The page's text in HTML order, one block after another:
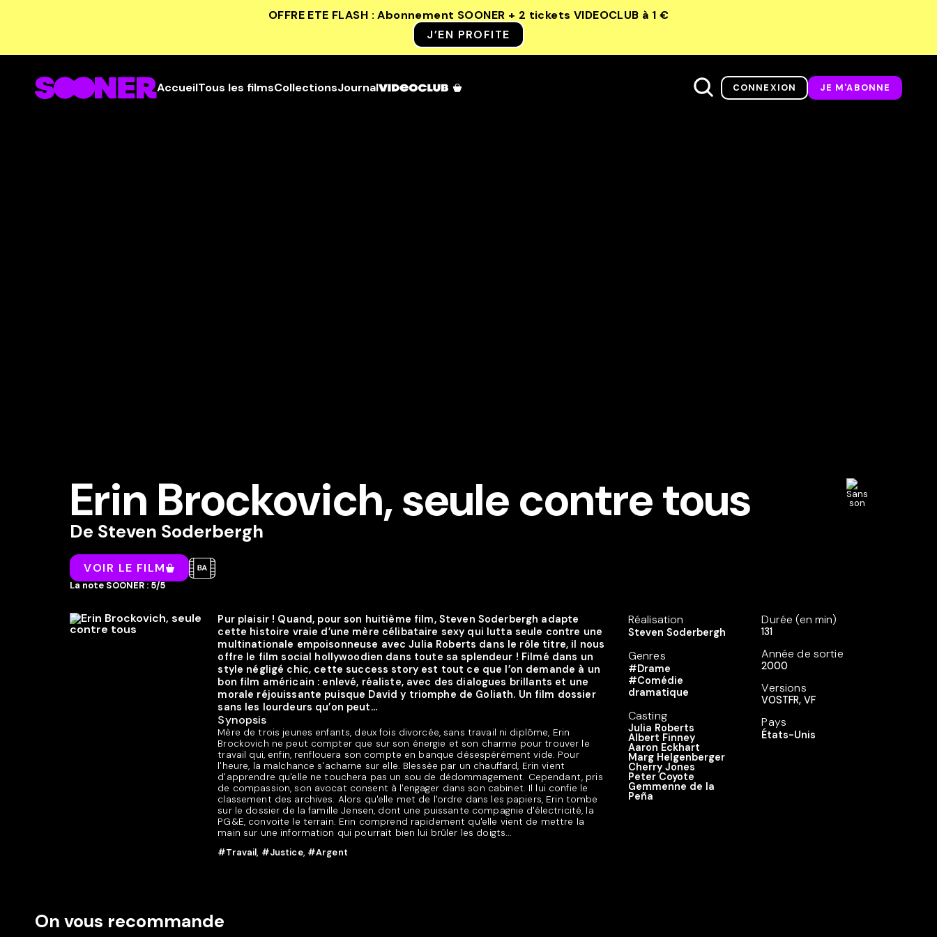
OFFRE ETE FLASH : Abonnement SOONER + 2 tickets VIDEOCLUB à 1 €
J’EN PROFITE
AccueilTous les filmsCollectionsJournal CONNEXION JE M'ABONNE
Erin Brockovich, seule contre tous
De Steven Soderbergh
VOIR LE FILM
La note SOONER : 5/5
Pur plaisir ! Quand, pour son huitième film, Steven Soderbergh adapte
cette histoire vraie d’une mère célibataire sexy qui lutta seule contre une
multinationale empoisonneuse avec Julia Roberts dans le rôle titre, il nous
offre le film social hollywoodien dans toute sa splendeur ! Filmé dans un
style négligé chic, cette success story est tout ce que l’on demande à un
bon film américain : enlevé, réaliste, avec des dialogues brillants et une
morale réjouissante puisque David y triomphe de Goliath. Un film dossier
sans les lourdeurs qu’on peut...
Synopsis
Mère de trois jeunes enfants, deux fois divorcée, sans travail ni diplôme, Erin
Brockovich ne peut compter que sur son énergie et son charme pour trouver le
travail qui, enfin, renflouera son compte en banque désespérément vide. Pour
l'heure, la malchance s'acharne sur elle. Blessée par un chauffard, Erin vient
d'apprendre qu'elle ne touchera pas un sou de dédommagement. Cependant, pris
de compassion, son avocat consent à l'engager dans son cabinet. Il lui confie le
classement des archives. Alors qu'elle met de l'ordre dans les papiers, Erin tombe
sur le dossier de la famille Jensen, dont une puissante compagnie d'électricité, la
PG&E, convoite le terrain. Erin comprend rapidement qu'elle vient de mettre la
main sur une information qui pourrait bien lui brûler les doigts...
#Travail, #Justice, #Argent
Réalisation
Steven Soderbergh
Genres
#Drame
#Comédie
dramatique
Casting
Julia Roberts
Albert Finney
Aaron Eckhart
Marg Helgenberger
Cherry Jones
Peter Coyote
Gemmenne de la
Peña
Durée (en min)
131
Année de sortie
2000
Versions
VOSTFR, VF
Pays
États-Unis
On vous recommande